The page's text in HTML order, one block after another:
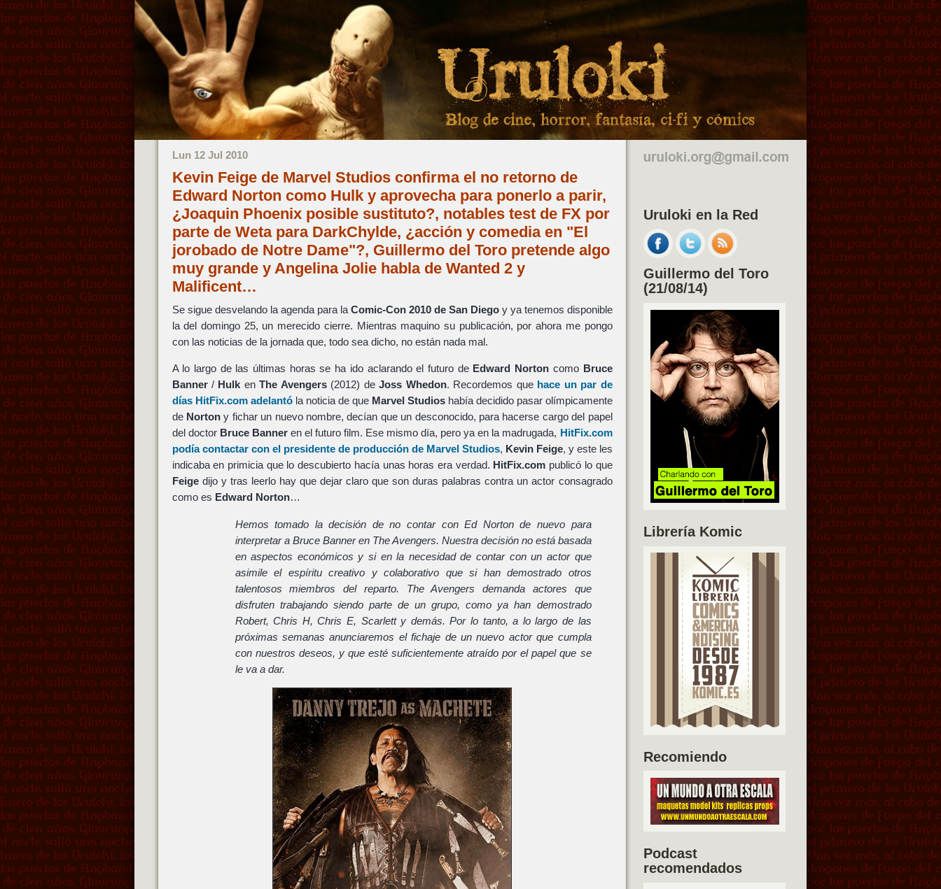
Lun 12 Jul 2010
Kevin Feige de Marvel Studios confirma el no retorno de
Edward Norton como Hulk y aprovecha para ponerlo a parir,
¿Joaquin Phoenix posible sustituto?, notables test de FX por
parte de Weta para DarkChylde, ¿acción y comedia en "El
jorobado de Notre Dame"?, Guillermo del Toro pretende algo
muy grande y Angelina Jolie habla de Wanted 2 y
Malificent…
Se sigue desvelando la agenda para la Comic-Con 2010 de San Diegoy ya tenemos disponible
la del domingo 25, un merecido cierre. Mientras maquino su publicación, por ahora me pongo
con las noticias de la jornada que, todo sea dicho, no están nada mal.
A lo largo de las últimas horas se ha ido aclarando el futuro de Edward Norton como Bruce
Banner/ Hulk enThe Avengers(2012) deJoss Whedon. Recordemos que hace un par de
días HitFix.com adelantóla noticia de que Marvel Studioshabía decidido pasar olímpicamente
de Nortony fichar un nuevo nombre, decían que un desconocido, para hacerse cargo del papel
del doctor Bruce Banneren el futuro film. Ese mismo día, pero ya en la madrugada, HitFix.com
podía contactar con el presidente de producción de Marvel Studios, Kevin Feige, y este les
indicaba en primicia que lo descubierto hacía unas horas era verdad. HitFix.com publicó lo que
Feigedijo y tras leerlo hay que dejar claro que son duras palabras contra un actor consagrado
como es Edward Norton…
Hemos tomado la decisión de no contar con Ed Norton de nuevo para
interpretar a Bruce Banner en The Avengers. Nuestra decisión no está basada
en aspectos económicos y si en la necesidad de contar con un actor que
asimile el espíritu creativo y colaborativo que si han demostrado otros
talentosos miembros del reparto. The Avengers demanda actores que
disfruten trabajando siendo parte de un grupo, como ya han demostrado
Robert, Chris H, Chris E, Scarlett y demás. Por lo tanto, a lo largo de las
próximas semanas anunciaremos el fichaje de un nuevo actor que cumpla
con nuestros deseos, y que esté suficientemente atraído por el papel que se
le va a dar.
Uruloki en la Red
Guillermo del Toro
(21/08/14)
Librería Komic
Recomiendo
Podcast
recomendados